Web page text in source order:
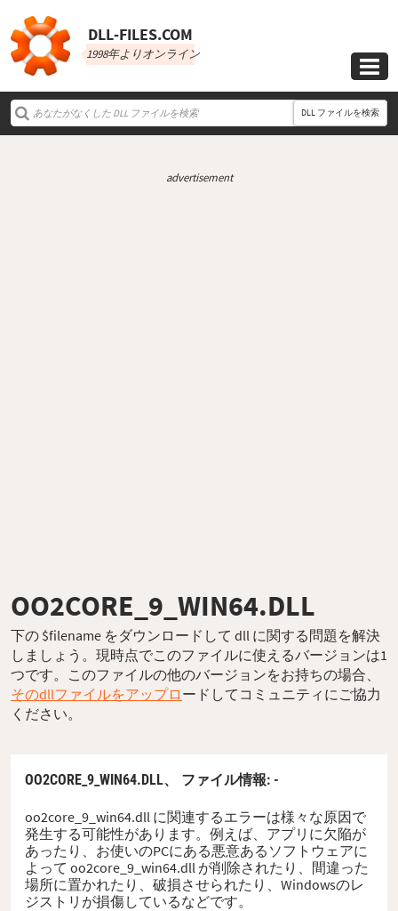
DLL‑FILES.COM
1998年よりオンライン

DLL ファイルを検索
advertisement
OO2CORE_9_WIN64.DLL
下の $filename をダウンロードして dll に関する問題を解決
しましょう。現時点でこのファイルに使えるバージョンは1
つです。このファイルの他のバージョンをお持ちの場合、
そのdllファイルをアップロ ードしてコミュニティにご協力
ください。
OO2CORE_9_WIN64.DLL、 ファイル情報: -
oo2core_9_win64.dll に関連するエラーは様々な原因で
発生する可能性があります。例えば、アプリに欠陥が
あったり、お使いのPCにある悪意あるソフトウェアに
よって oo2core_9_win64.dll が削除されたり、間違った
場所に置かれたり、破損させられたり、Windowsのレ
ジストリが損傷しているなどです。